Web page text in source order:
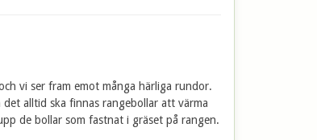
vi ser fram emot många härliga rundor.
alltid ska finnas rangebollar att värma
de bollar som fastnat i gräset på rangen.